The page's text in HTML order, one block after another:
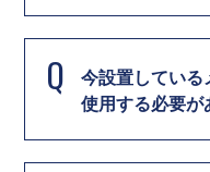
Q
今設置してい
使用する必要が